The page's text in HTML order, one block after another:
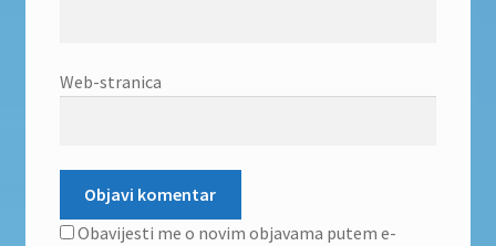
Web-stranica
Obavijesti me o novim objavama putem e-